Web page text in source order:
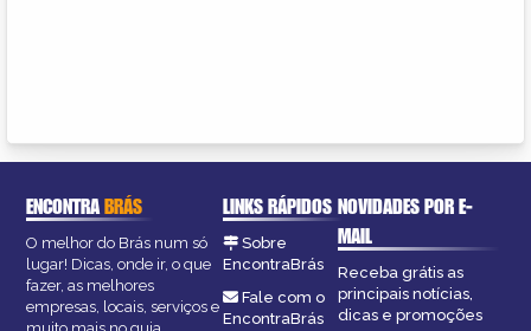
ENCONTRABRÁS
O melhor do Brás num só
lugar! Dicas, onde ir, o que
fazer, as melhores
empresas, locais, serviços e
LINKS RÁPIDOS
Sobre
EncontraBrás
Fale com o
EncontraBrás
NOVIDADES POR E-
MAIL
Receba grátis as
principais notícias,
dicas e promoções